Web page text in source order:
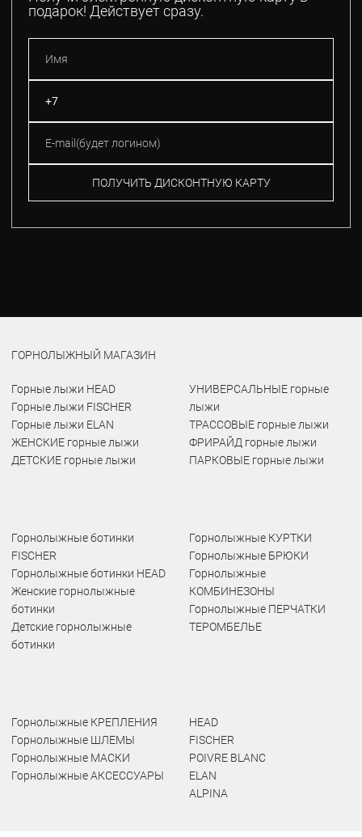
подарок! Действует сразу.
ПОЛУЧИТЬ ДИСКОНТНУЮ КАРТУ
ГОРНОЛЫЖНЫЙ МАГАЗИН
Горные лыжи HEAD
Горные лыжи FISCHER
Горные лыжи ELAN
ЖЕНСКИЕ горные лыжи
ДЕТСКИЕ горные лыжи
УНИВЕРСАЛЬНЫЕ горные
лыжи
ТРАССОВЫЕ горные лыжи
ФРИРАЙД горные лыжи
ПАРКОВЫЕ горные лыжи
Горнолыжные ботинки
FISCHER
Горнолыжные ботинки HEAD
Женские горнолыжные
ботинки
Детские горнолыжные
ботинки
Горнолыжные КУРТКИ
Горнолыжные БРЮКИ
Горнолыжные
КОМБИНЕЗОНЫ
Горнолыжные ПЕРЧАТКИ
ТЕРОМБЕЛЬЕ
Горнолыжные КРЕПЛЕНИЯ
Горнолыжные ШЛЕМЫ
Горнолыжные МАСКИ
Горнолыжные АКСЕССУАРЫ
HEAD
FISCHER
POIVRE BLANC
ELAN
ALPINA